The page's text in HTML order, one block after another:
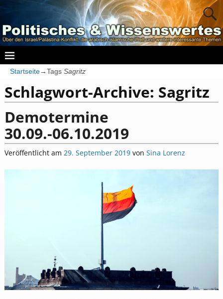
Startseite→Tags Sagritz
Schlagwort-Archive: Sagritz
Demotermine
30.09.-06.10.2019
Veröffentlicht am 29. September 2019 von Sina Lorenz